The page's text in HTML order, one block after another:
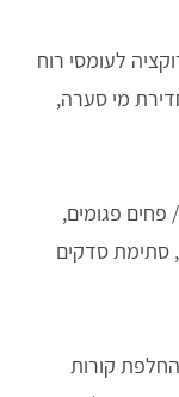
לעומסי רוח
מי סערה,
פגומים,
סתימת סדקים
החלפת קורות